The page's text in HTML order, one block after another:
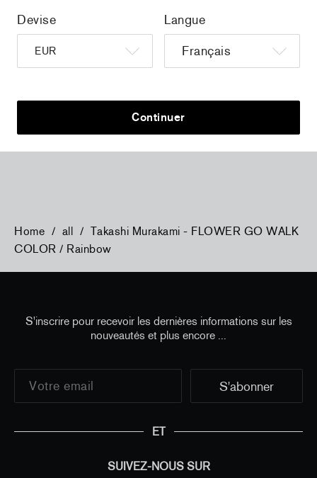
Christiane Pooley - You Will Inherit These
Flowers, 2024 (signed poster)
150,00 € taxe incluse
Christiane
30,00 €
Home / all / Takashi Murakami - FLOWER GO WALK
COLOR / Rainbow
S'inscrire pour recevoir les dernières informations sur les
nouveautés et plus encore ...
ET
SUIVEZ-NOUS SUR
Devise Langue
Continuer